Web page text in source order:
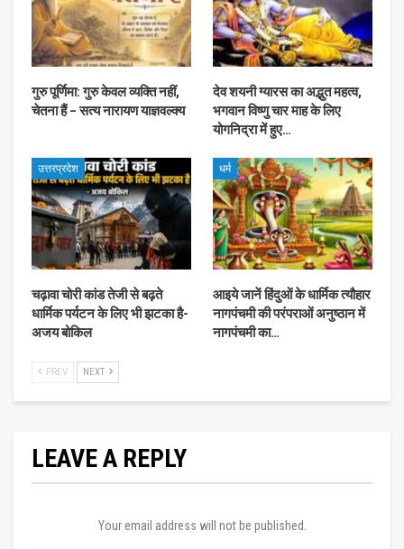
गुरु पूर्णिमा: गुरु केवल व्यक्ति नहीं,
चेतना हैं – सत्य नारायण याज्ञवल्क्य
देव शयनी ग्यारस का अद्भुत महत्व,
भगवान विष्णु चार माह के लिए
योगनिद्रा में हुए…
उत्तरप्रदेश
चढ़ावा चोरी कांड तेजी से बढ़ते
धार्मिक पर्यटन के लिए भी झटका है-
अजय बोकिल
धर्म
आइये जानें हिंदुओं के धार्मिक त्यौहार
नागपंचमी की परंपराओं अनुष्ठान में
नागपंचमी का…
PREV NEXT
LEAVE A REPLY
Your email address will not be published.